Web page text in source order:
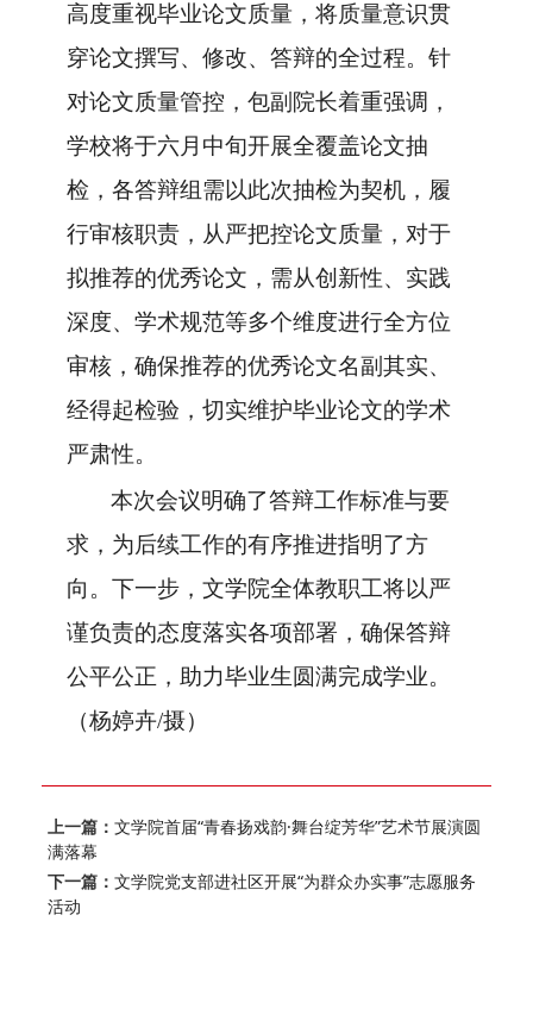
高度重视毕业论文质量 ， 将质量意识贯
穿论文撰写、修改、答辩的全过程。针
对论文质量管控， 包副院长着重强调 ，
学校将于六月中旬开展全覆盖论文抽
检，各答辩组需以此次抽检为契机，履
行审核职责，从严把控论文质量，对于
拟推荐的优秀论文，需从创新性、实践
深度、 学术规范等多个维度进行全方位
审核，确保推荐的优秀论文名副其实、
经得起检验，切实维护毕业论文的学术
严肃性。
本次会议明确了答辩工作标准与要
求，为后续工作的有序推进指明了方
向。下一步，文学院全体教职工将以严
谨负责的态度落实各项部署， 确保答辩
公平公正，助力毕业生圆满完成学业。
（杨婷卉/摄）
上一篇： 文学院首届“青春扬戏韵·舞台绽芳华”艺术节展演圆
满落幕
下一篇： 文学院党支部进社区开展“为群众办实事”志愿服务
活动